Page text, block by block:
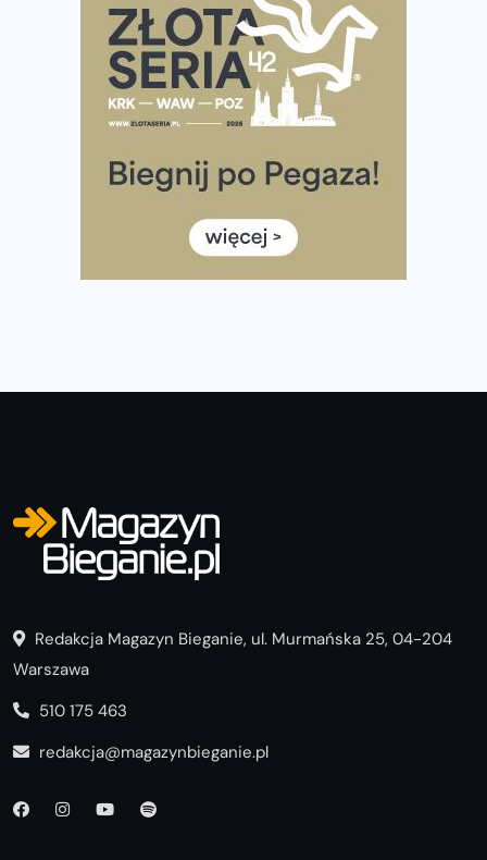
Już w ten weekend! Przed nami Nocny Portowy Maraton
i Półmaraton Szczeciński. Wszystko, co warto wiedzieć
European Marathon Classics – jak zweryfikować swój
listach startowych są jeszcze wolne miejsca
Jaki smartwatch dla biegaczy, którzy chcą też przy
okazji trenować pod HYROX?
Jak zaplanować domowe cardio bez przepełniania
Redakcja Magazyn Bieganie, ul. Murmańska 25, 04-204
Warszawa
510 175 463
redakcja@magazynbieganie.pl